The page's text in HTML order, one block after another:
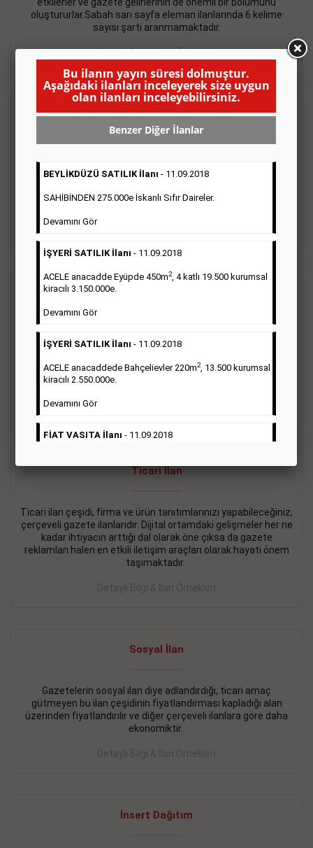
etkilerler ve gazete gelirlerinin de önemli bir bölümünü
oluştururlar.Sabah sarı sayfa eleman ilanlarında 6 kelime
sayısı şartı aranmamaktadır.
Detaylı Bilgi & İlan Örnekleri
Emlak İlanı
ifade edilebilen ilanlardır. Gazetelerin tirajını önemli ölçüde
etkilerler ve gazete gelirlerinin de önemli bir bölümünü
oluştururlar.Sabah sarı sayfa eleman ilanlarında 6 kelime
Sarı sayfa ilanlar alım- satım, duyuru, mini reklam şeklinde
ifade edilebilen ilanlardır. Gazetelerin tirajını önemli ölçüde
oluştururlar.Sabah sarı sayfa eleman ilanlarında 6 kelime
sayısı şartı aranmamaktadır.
Ticari İlan
Ticari ilan çeşidi, firma ve ürün tanıtımlarınızı yapabileceğiniz,
çerçeveli gazete ilanlarıdır. Dijital ortamdaki gelişmeler her ne
kadar ihtiyacın arttığı dal olarak öne çıksa da gazete
reklamları halen en etkili iletişim araçları olarak hayati önem
taşımaktadır.
Detaylı Bilgi & İlan Örnekleri
Sosyal İlan
Gazetelerin sosyal ilan diye adlandırdığı, ticari amaç
gütmeyen bu ilan çeşidinin fiyatlandırması kapladığı alan
üzerinden fiyatlandırılır ve diğer çerçeveli ilanlara göre daha
ekonomiktir.
Detaylı Bilgi & İlan Örnekleri
İnsert Dağıtım
Bu ilanın yayın süresi dolmuştur.
Aşağıdaki ilanları inceleyerek size uygun
olan ilanları inceleyebilirsiniz.
Benzer Diğer İlanlar
BEYLİKDÜZÜ SATILIK İlanı - 11.09.2018
SAHİBİNDEN 275.000e İskanlı Sıfır Daireler.
Devamını Gör
İŞYERİ SATILIK İlanı - 11.09.2018
ACELE anacadde Eyüpde 450m2, 4 katlı 19.500 kurumsal
kiracılı 3.150.000e.
Devamını Gör
İŞYERİ SATILIK İlanı - 11.09.2018
ACELE anacaddede Bahçelievler 220m2, 13.500 kurumsal
kiracılı 2.550.000e.
Devamını Gör
FİAT VASITA İlanı - 11.09.2018
2.800.000e kurumsal mağaza.
BAKIRKÖY SATILIK İlanı- 11.09.2018
KARTALTEPEde kelepir 2+ 1 satılık daire
İŞYERİ KİRALIK İlanı- 11.09.2018
BEYLİKDÜZÜ Kavaklıda 4 katlı bina